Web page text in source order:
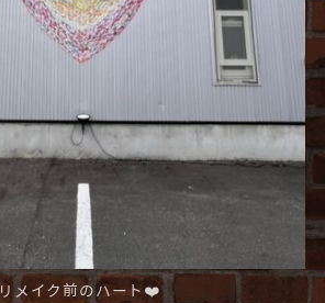
メイク前のハート❤️